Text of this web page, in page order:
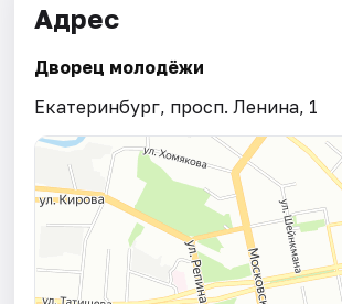
Адрес
Дворец молодёжи
Екатеринбург, просп. Ленина, 1